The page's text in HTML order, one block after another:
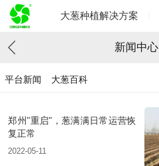
大葱种植解决方案
新闻中心
平台新闻 大葱百科
郑州"重启"，葱满满日常运营恢
复正常
2022-05-11